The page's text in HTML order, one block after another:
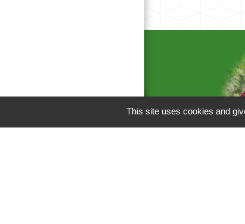
This site uses cookies and